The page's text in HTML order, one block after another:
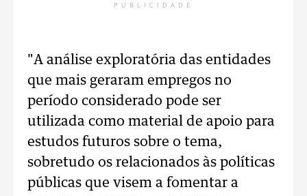
PUBLICIDADE
"A análise exploratória das entidades
que mais geraram empregos no
período considerado pode ser
utilizada como material de apoio para
estudos futuros sobre o tema,
sobretudo os relacionados às políticas
públicas que visem a fomentar a